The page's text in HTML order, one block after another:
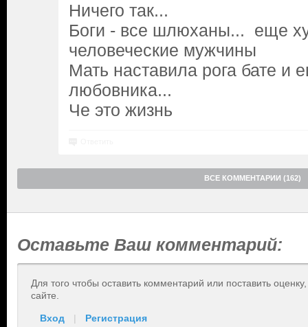
Ничего так...
Боги - все шлюханы... еще
человеческие мужчины
Мать наставила рога бате и
любовника...
Че это жизнь
ВСЕ КОММЕНТАРИИ (162)
Оставьте Ваш комментарий:
Для того чтобы оставить комментарий или поставить
сайте.
Вход | Регистрация